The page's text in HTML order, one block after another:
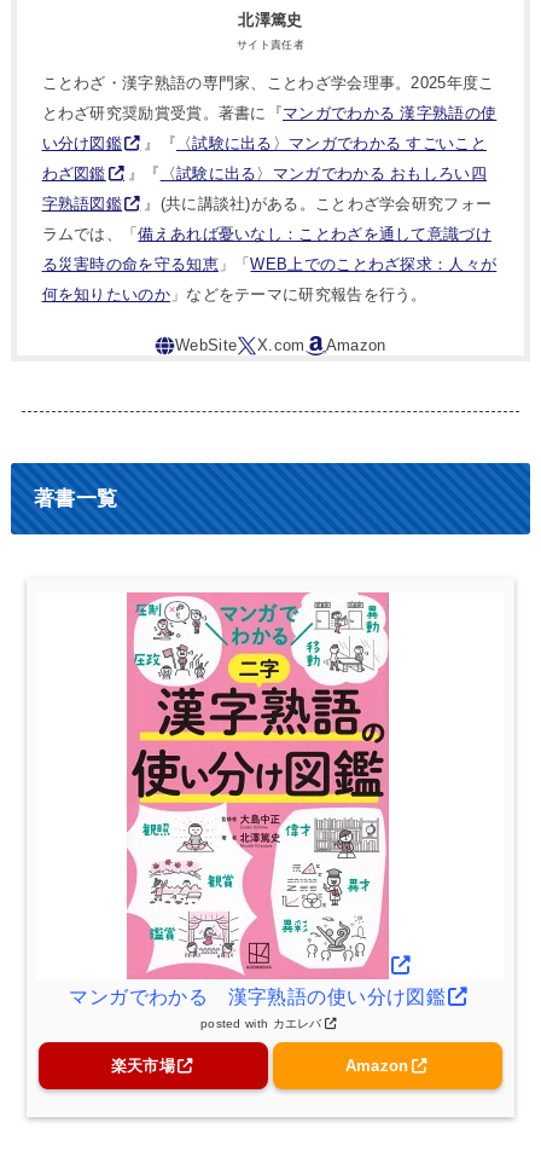
北澤篤史
サイト責任者
ことわざ・漢字熟語の専門家、ことわざ学会理事。2025年度こ
とわざ研究奨励賞受賞。著書に『マンガでわかる 漢字熟語の使
い分け図鑑
』『 〈試験に出る〉マンガでわかる すごいこと
わざ図鑑
』『
〈試験に出る〉マンガでわかる おもしろい四
字熟語図鑑
』(共に講談社)がある。ことわざ学会研究フォー
ラムでは、「備えあれば憂いなし：ことわざを通して意識づけ
る災害時の命を守る知恵」「WEB上でのことわざ探求：人々が
何を知りたいのか」などをテーマに研究報告を行う。
著書一覧
マンガでわかる 漢字熟語の使い分け図鑑
posted with カエレバ
楽天市場 Amazon